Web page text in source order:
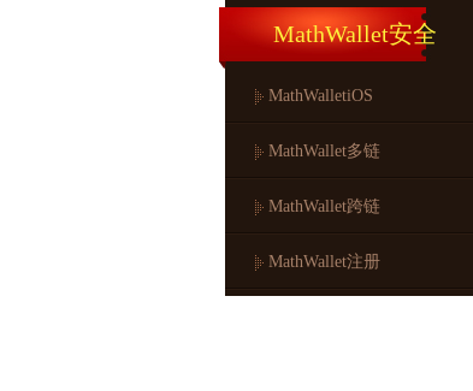
MathWallet安全
MathWalletiOS
MathWallet多链
MathWallet跨链
MathWallet注册